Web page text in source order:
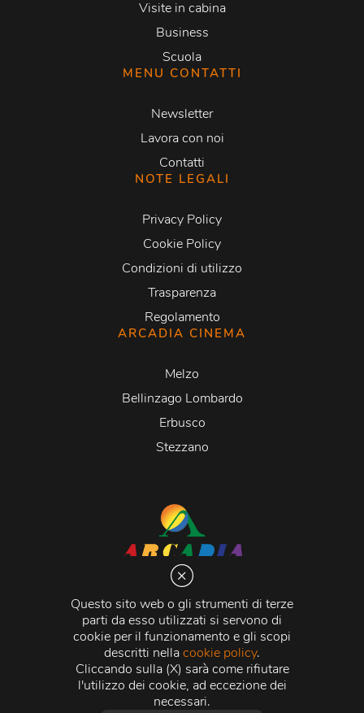
Questo sito web o gli strumenti di terze
parti da esso utilizzati si servono di
cookie per il funzionamento e gli scopi
descritti nellacookie policy.
Cliccando sulla (X) sarà come rifiutare
l'utilizzo dei cookie, ad eccezione dei
necessari.
Visite in cabina
Business
Scuola
MENU CONTATTI
Newsletter
Lavora con noi
Contatti
NOTE LEGALI
Privacy Policy
Cookie Policy
Condizioni di utilizzo
Trasparenza
Regolamento
ARCADIA CINEMA
Melzo
Bellinzago Lombardo
Erbusco
Stezzano
Via Martiri della Libertà 20066 Melzo (MI)
C.C.I.A.A. - R.E.A di Milano n. 1427910
Registro delle Imprese di Milano n. 338392 -
Fiscale e Partita Iva11015840157 | Capitale Sociale
500.000,00 i.v.
Credits:Crea Informatica S.r.l. 2026 © Tutti i diritti
riservati.